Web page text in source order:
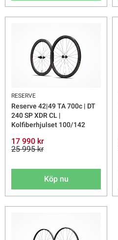
RESERVE
Reserve 42|49 TA 700c | DT
240 SP XDR CL |
Kolfiberhjulset 100/142
17 990 kr
25 995 kr
Köp nu